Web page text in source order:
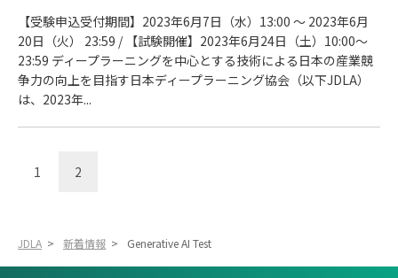
【受験申込受付期間】2023年6月7日（水）13:00 ～ 2023年6月
20日（火） 23:59 / 【試験開催】2023年6月24日（土）10:00～
23:59 ディープラーニングを中心とする技術による日本の産業競
争力の向上を目指す日本ディープラーニング協会（以下JDLA）
は、2023年...
1 2
JDLA > 新着情報 > Generative AI Test